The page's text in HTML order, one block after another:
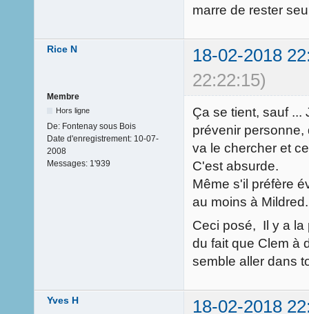
marre de rester
Rice N
18-02-2018
22:22:15)
Membre
Hors ligne
De: Fontenay sous Bois
Date d'enregistrement: 10-07-
2008
Messages: 1'939
Ça se tient, sauf ...
prévenir personne,
va le chercher et
C'est absurde.
Même s'il préfère
au moins à Mildred.
Ceci posé, Il y a la
du fait que Clem à
semble aller dans
Yves H 18-02-2018